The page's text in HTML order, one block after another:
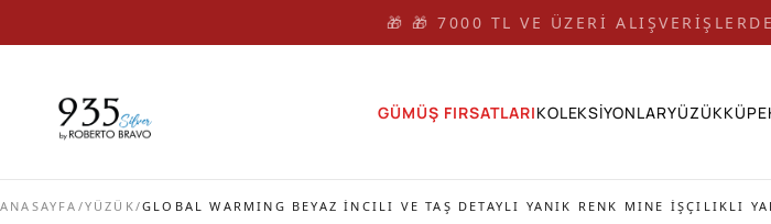
🎁 🎁 7000 TL VE ÜZERİ
GÜMÜŞ FIRSATLARIKOLEKSİYONLARYÜZÜKKÜPE
ANASAYFA /YÜZÜK/GLOBAL WARMING BEYAZ İNCILI VE TAŞ DETAYLI YANIK RENK MINE İŞÇILIKLI